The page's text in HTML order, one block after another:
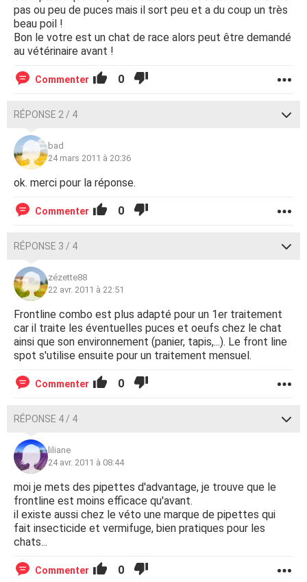
pas ou peu de puces mais il sort peu et a du coup un très
beau poil !
Bon le votre est un chat de race alors peut être demandé
au vétérinaire avant !
Commenter 0
RÉPONSE 2 / 4
bad
24 mars 2011 à 20:36
ok. merci pour la réponse.
Commenter 0
RÉPONSE 3 / 4
zézette88
22 avr. 2011 à 22:51
Frontline combo est plus adapté pour un 1er traitement
car il traite les éventuelles puces et oeufs chez le chat
ainsi que son environnement (panier, tapis,...). Le front line
spot s'utilise ensuite pour un traitement mensuel.
Commenter 0
RÉPONSE 4 / 4
liliane
24 avr. 2011 à 08:44
moi je mets des pipettes d'advantage, je trouve que le
frontline est moins efficace qu'avant.
il existe aussi chez le véto une marque de pipettes qui
fait insecticide et vermifuge, bien pratiques pour les
chats...
Commenter 0